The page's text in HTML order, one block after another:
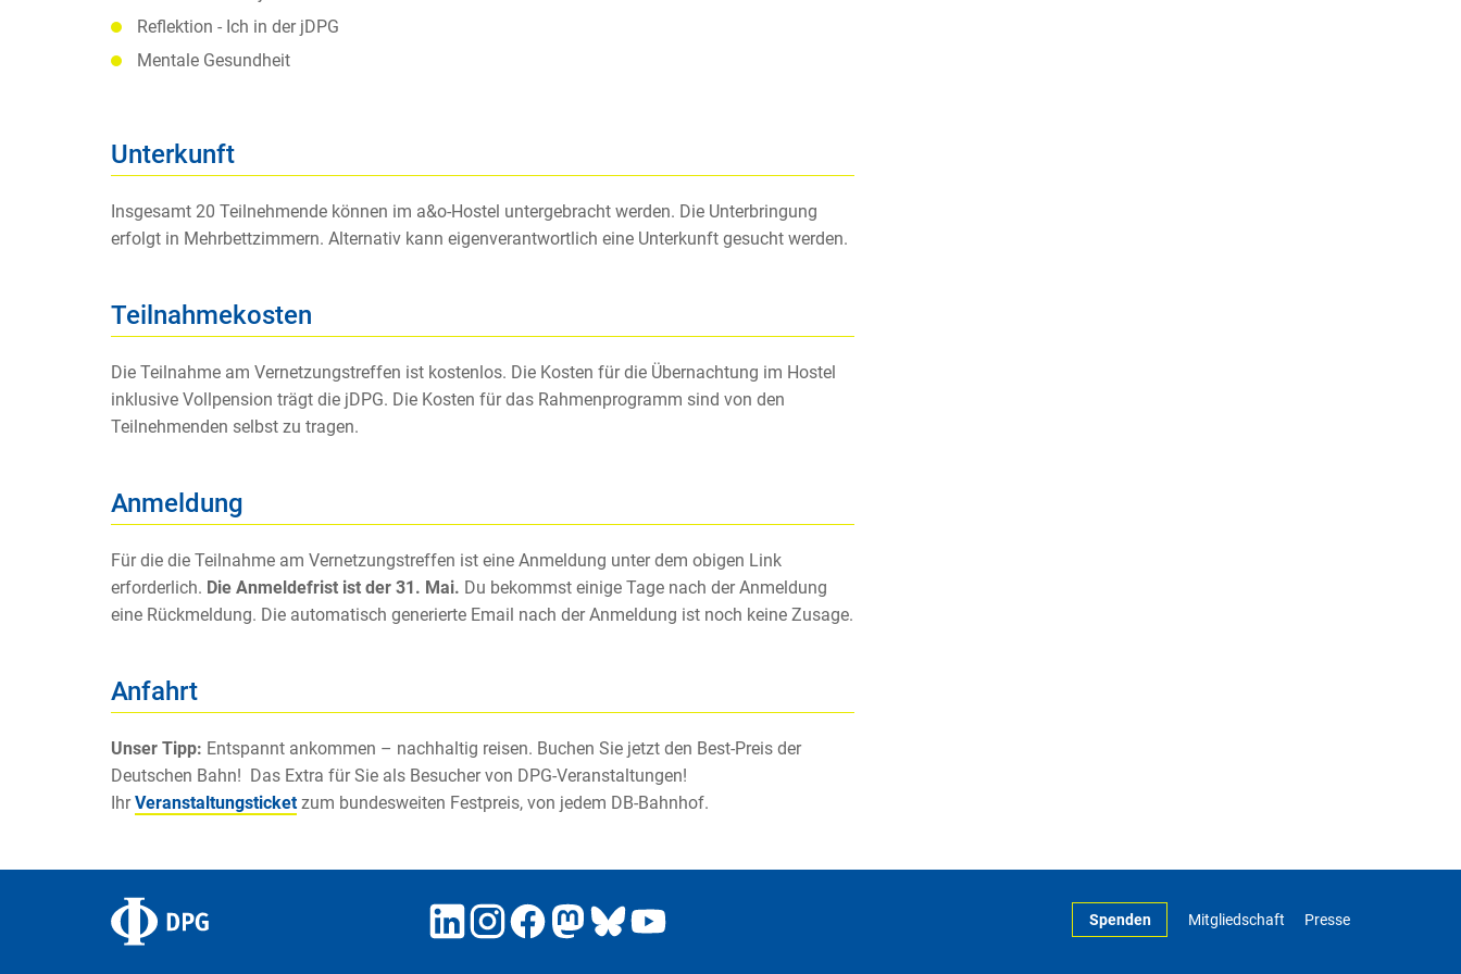
Reflektion - Ich in der jDPG
Mentale Gesundheit
Unterkunft
Insgesamt 20 Teilnehmende können im a&o-Hostel untergebracht werden. Die Unterbringung
erfolgt in Mehrbettzimmern. Alternativ kann eigenverantwortlich eine Unterkunft gesucht werden.
Teilnahmekosten
Die Teilnahme am Vernetzungstreffen ist kostenlos. Die Kosten für die Übernachtung im Hostel
inklusive Vollpension trägt die jDPG. Die Kosten für das Rahmenprogramm sind von den
Teilnehmenden selbst zu tragen.
Anmeldung
Für die die Teilnahme am Vernetzungstreffen ist eine Anmeldung unter dem obigen Link
erforderlich. Die Anmeldefrist ist der 31. Mai. Du bekommst einige Tage nach der Anmeldung
eine Rückmeldung. Die automatisch generierte Email nach der Anmeldung ist noch keine Zusage.
Anfahrt
Unser Tipp: Entspannt ankommen – nachhaltig reisen. Buchen Sie jetzt den Best-Preis der
Deutschen Bahn! Das Extra für Sie als Besucher von DPG-Veranstaltungen!
IhrVeranstaltungsticketzum bundesweiten Festpreis, von jedem DB-Bahnhof.
Spenden Mitgliedschaft Presse